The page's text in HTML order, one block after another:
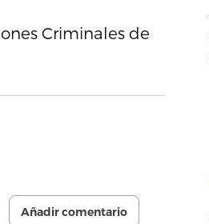
Criminales de
Añadir comentario